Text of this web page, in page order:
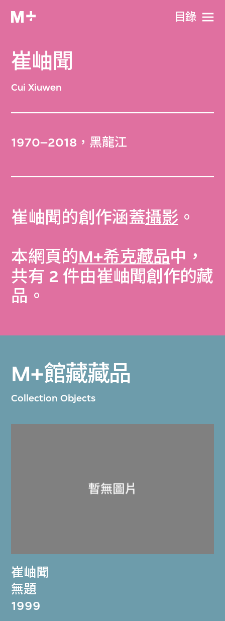
目​錄
崔岫聞
Cui Xiuwen
1970–2018，黑龍江
崔岫聞的創作涵蓋攝影 。
本網頁的M+希克藏品中，
共有 2 件由崔岫聞創作的藏
品。
M+館藏藏品
Collection Objects
崔岫聞
無題
1999